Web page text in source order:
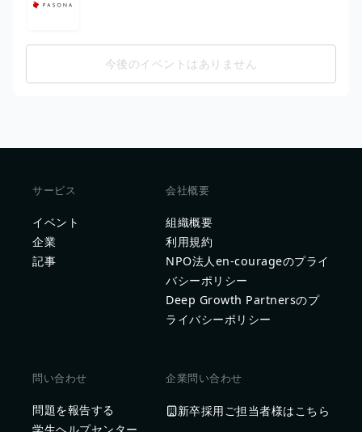
今後のイベントはありません
サービス
イベント
企業
記事
会社概要
組織概要
利用規約
NPO法人en-courageのプライ
バシーポリシー
Deep Growth Partnersのプ
ライバシーポリシー
問い合わせ
問題を報告する
学生ヘルプセンター
企業問い合わせ
新卒採用ご担当者様はこちら